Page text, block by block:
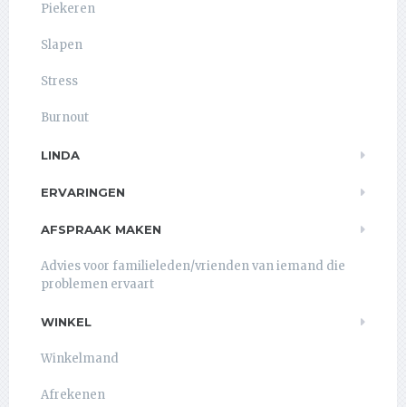
Piekeren
Slapen
Stress
Burnout
LINDA
ERVARINGEN
AFSPRAAK MAKEN
Advies voor familieleden/vrienden van iemand die
problemen ervaart
WINKEL
Winkelmand
Afrekenen